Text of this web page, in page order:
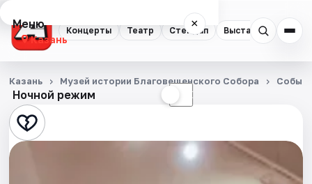
Концерты Театр Стендап Выставки
Меню ×
Казань
Концерты
Театр
Стендап
Ночной режим ☾
Казань Музей истории Благовещенского Собора